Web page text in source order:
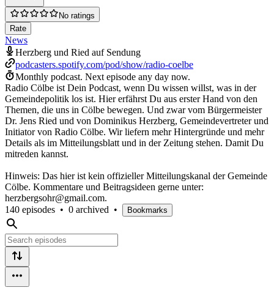
No ratings
Rate
News
Herzberg und Ried auf Sendung
podcasters.spotify.com/pod/show/radio-coelbe
Monthly podcast. Next episode any day now.
Radio Cölbe ist Dein Podcast, wenn Du wissen willst, was in der
Gemeindepolitik los ist. Hier erfährst Du aus erster Hand von den
Themen, die uns in Cölbe bewegen. Und zwar vom Bürgermeister
Dr. Jens Ried und von Dominikus Herzberg, Gemeindevertreter und
Initiator von Radio Cölbe. Wir liefern mehr Hintergründe und mehr
Details als im Mitteilungsblatt und in der Zeitung stehen. Damit Du
mitreden kannst.
Hinweis: Das hier ist kein offizieller Mitteilungskanal der Gemeinde
Cölbe. Kommentare und Beitragsideen gerne unter:
herzbergsohr@gmail.com.
140 episodes • 0 archived • Bookmarks